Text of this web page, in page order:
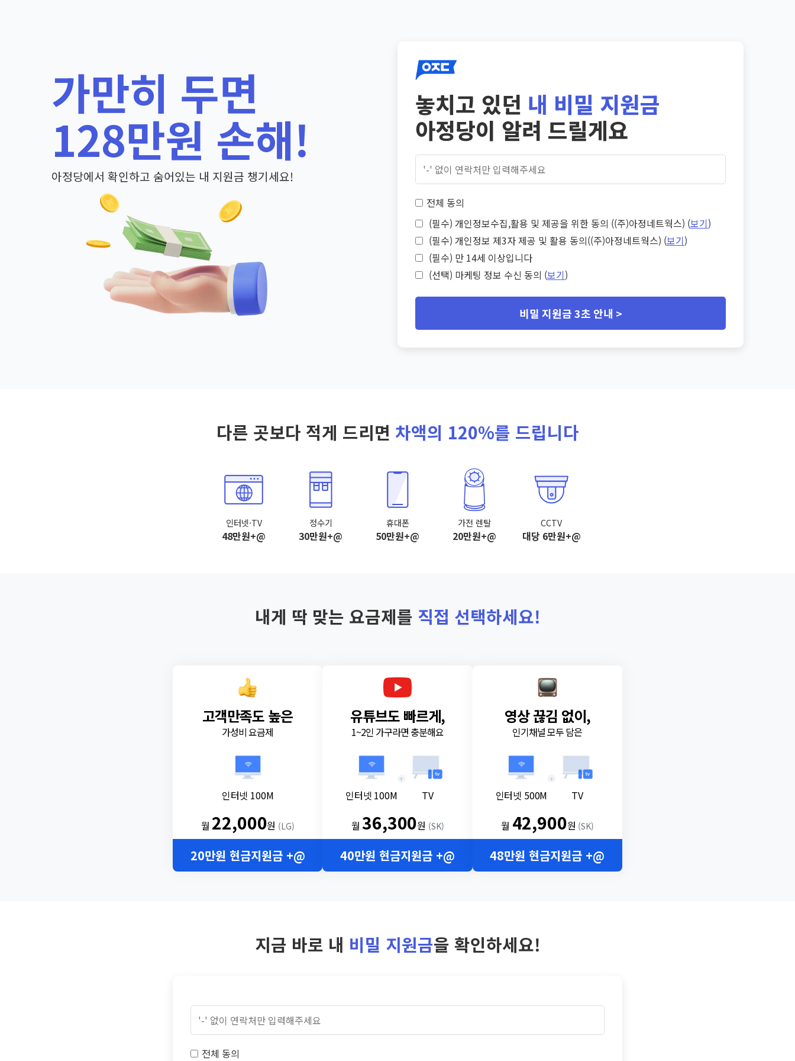
가만히 두면
128만원 손해!
아정당에서 확인하고 숨어있는 내 지원금 챙기세요!
놓치고 있던 내 비밀 지원금
아정당이 알려 드릴게요
전체 동의
(필수) 개인정보수집,활용 및 제공을 위한 동의 ((주)아정네트웍스) (보기)
(필수) 개인정보 제3자 제공 및 활용 동의((주)아정네트웍스) (보기)
(필수) 만 14세 이상입니다
(선택) 마케팅 정보 수신 동의 (보기)
비밀 지원금 3초 안내 >
다른 곳보다 적게 드리면 차액의 120%를 드립니다
인터넷·TV
48만원+@
정수기
30만원+@
휴대폰
50만원+@
가전 렌탈
20만원+@
CCTV
대당 6만원+@
내게 딱 맞는 요금제를 직접 선택하세요!
고객만족도 높은
가성비 요금제
인터넷 100M
월 22,000원 (LG)
20만원 현금지원금 +@
유튜브도 빠르게,
1~2인 가구라면 충분해요
인터넷 100M
+
TV
월36,300원 (SK)
40만원 현금지원금 +@
영상 끊김 없이,
인기채널 모두 담은
인터넷 500M
+
TV
월 42,900원 (SK)
48만원 현금지원금 +@
지금 바로 내 비밀 지원금을 확인하세요!
전체 동의